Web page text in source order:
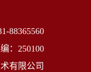
88365560
：250100
有限公司